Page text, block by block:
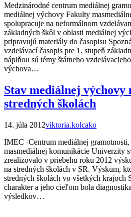
Medzinárodné centrum mediálnej
mediálnej výchovy Fakulty
spolupracuje na neformálnom
základných škôl v oblasti mediálnej
pripravujú materiály do časopisu
vzdelávací časopis pre 1. stupeň
náplňou sú témy štátneho
výchova…
Stav mediálnej výchovy
stredných školách
14. júla 2012viktoria.kolcako
IMEC -Centrum mediálnej
masmediálnej komunikácie Univerzity
zrealizovalo v priebehu roku 2012
na stredných školách v SR. Výskum,
stredných školách vo všetkých krajoch
charakter a jeho cieľom bola
výsledkov…